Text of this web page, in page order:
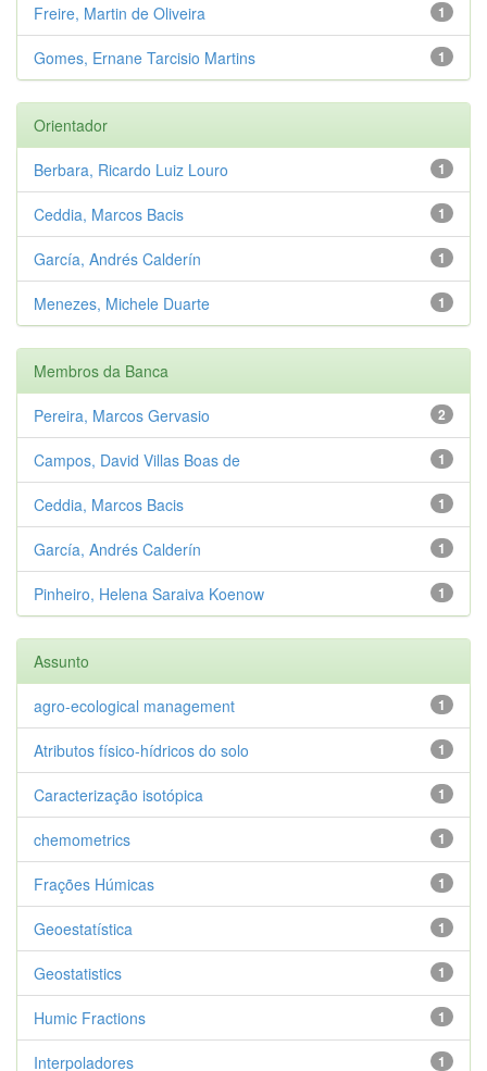
1
Freire, Martin de Oliveira
1
Gomes, Ernane Tarcisio Martins
Orientador
1
Berbara, Ricardo Luiz Louro
1
Ceddia, Marcos Bacis
1
García, Andrés Calderín
1
Menezes, Michele Duarte
Membros da Banca
2
Pereira, Marcos Gervasio
1
Campos, David Villas Boas de
1
Ceddia, Marcos Bacis
1
García, Andrés Calderín
1
Pinheiro, Helena Saraiva Koenow
Assunto
1
agro-ecological management
1
Atributos físico-hídricos do solo
1
Caracterização isotópica
1
chemometrics
1
Frações Húmicas
1
Geoestatística
1
Geostatistics
1
Humic Fractions
1
Interpoladores